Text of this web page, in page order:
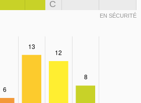
C
EN SÉCURITÉ